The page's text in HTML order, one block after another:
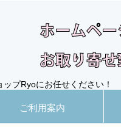
プRyoにお任せください！
ご利用案内